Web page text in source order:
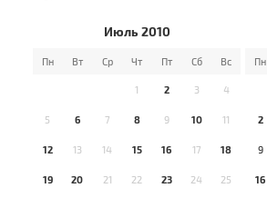
Июль 2010
Пн Вт Ср Чт Пт Сб Вс
1 2 3 4
5 6 7 8 9 10 11
12 13 14 15 16 17 18
19 20 21 22 23 24 25
Пн
2
9
16